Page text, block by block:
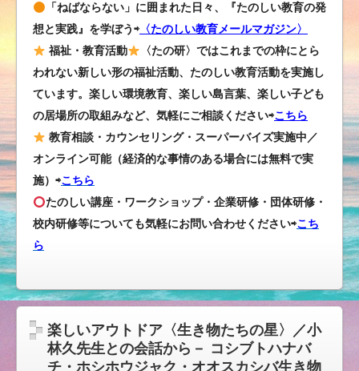
「ねばならない」に囲まれた日々、『たのしい教育の発
想と実践』を学ぼう⇨ 〈たのしい教育メールマガジン〉
福祉・教育活動
〈たの研〉ではこれまでの枠にとら
われない新しい形の福祉活動、たのしい教育活動を実施し
ています。楽しい環境教育、楽しい島言葉、楽しい子ども
の居場所の取組みなど、気軽にご相談ください⇨こちら
教育相談・カウンセリング・スーパーバイズ実施中／
オンライン可能（経済的な事情のある場合には無料で実
施）⇨こちら
たのしい講座・ワークショップ・企業研修・団体研修・
校内研修等についても気軽にお問い合わせください⇨こち
ら
楽しいアウトドア〈生き物たちの星〉／小
林久先生との会話から－ コシブトハナバ
チ・ホシホウジャク・オオスカシバ生き物